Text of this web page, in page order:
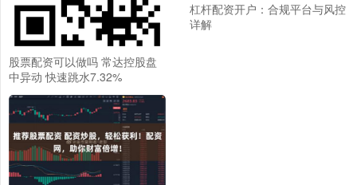
股票配资可以做吗 常达控股盘
中异动 快速跳水7.32%
杠杆配资开户：合规平台与风控
详解